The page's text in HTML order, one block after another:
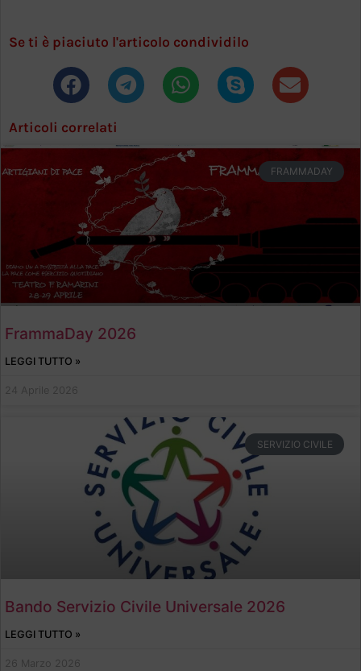
Se ti è piaciuto l'articolo condividilo
Articoli correlati
FRAMMADAY
FrammaDay 2026
LEGGI TUTTO »
24 Aprile 2026
SERVIZIO CIVILE
Bando Servizio Civile Universale 2026
LEGGI TUTTO »
26 Marzo 2026